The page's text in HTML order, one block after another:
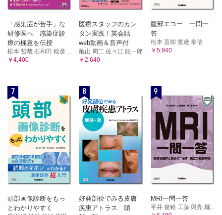
「感染症が苦手」な
研修医へ 感染症診
療の極意を伝授
松本 哲哉 石和田 稔彦 ...
￥4,400
医療スタッフのカン
タン実践！英会話
web動画＆音声付
亀山 周二 佐々江 龍一郎
￥2,640
腹部エコー 一問一
答
松本 直樹 渡邊 幸信
￥5,940
7
頭部画像診断をもっ
とわかりやすく
8
好発部位でみる皮膚
疾患アトラス 頭
9
MRI一問一答
平井 俊範 工藤 與亮 堀...